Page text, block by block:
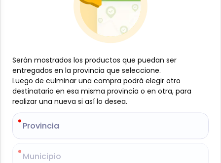
-
Añadir al carrito
de pulpa, fácil y rápida de preparar. Ideal para
postres individuales o para compartir en familia, con
Presentación de 20 g, práctica y lista para disfrutar.
Serán mostrados los productos que puedan ser
entregados en la provincia que seleccione.
Luego de culminar una compra podrá elegir otro
destinatario en esa misma provincia o en otra, para
realizar una nueva si así lo desea.
Provincia
Municipio
Serán mostrados los productos que puedan ser
entregados en la provincia que seleccione.
Luego de culminar una compra podrá elegir otro
destinatario en esa misma provincia o en otra, para
realizar una nueva si así lo desea.
Provincia
Municipio